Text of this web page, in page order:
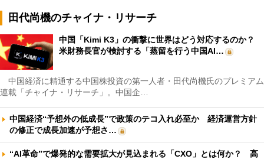
田代尚機のチャイナ・リサーチ
中国「Kimi K3」の衝撃に世界はどう対応するのか？
米財務長官が検討する「蒸留を行う中国AI…
中国経済に精通する中国株投資の第一人者・田代尚機氏のプレミアム
連載「チャイナ・リサーチ」。中国企…
中国経済“予想外の低成長”で政策のテコ入れ必至か 経済運営方針
の修正で成長加速が予想さ…
“AI革命”で爆発的な需要拡大が見込まれる「CXO」とは何か？ 高